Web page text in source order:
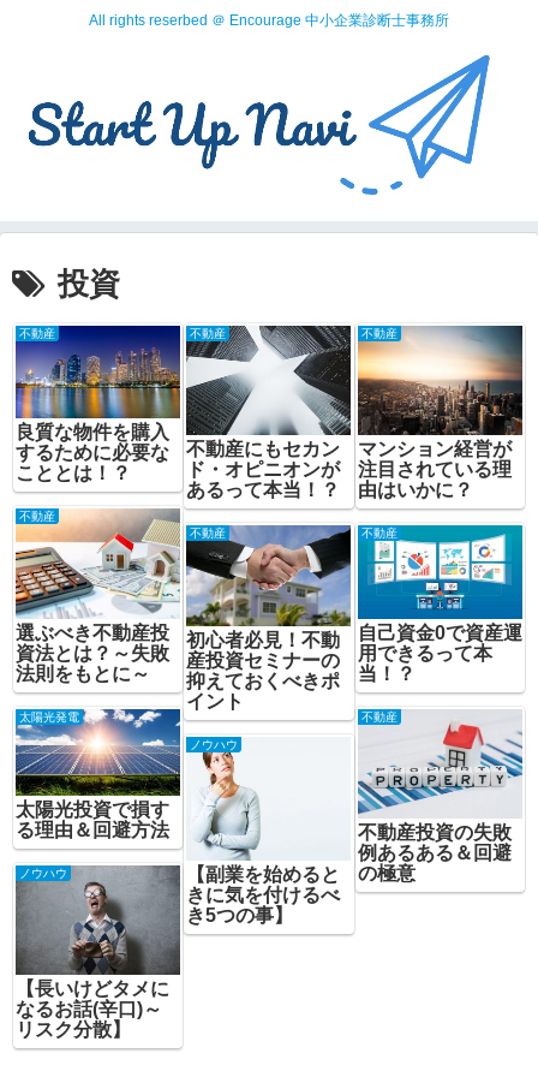
All rights reserbed ＠ Encourage 中小企業診断士事務所
投資
不動産
良質な物件を購入
するために必要な
こととは！？
不動産
不動産にもセカン
ド・オピニオンが
あるって本当！？
不動産
マンション経営が
注目されている理
由はいかに？
不動産
選ぶべき不動産投
資法とは？～失敗
法則をもとに～
不動産
初心者必見！不動
産投資セミナーの
抑えておくべきポ
イント
不動産
自己資金0で資産運
用できるって本
当！？
太陽光発電
太陽光投資で損す
る理由＆回避方法
不動産
不動産投資の失敗
例あるある＆回避
の極意
ノウハウ
【副業を始めると
きに気を付けるべ
き5つの事】
ノウハウ
【長いけどタメに
なるお話(辛口)～
リスク分散】